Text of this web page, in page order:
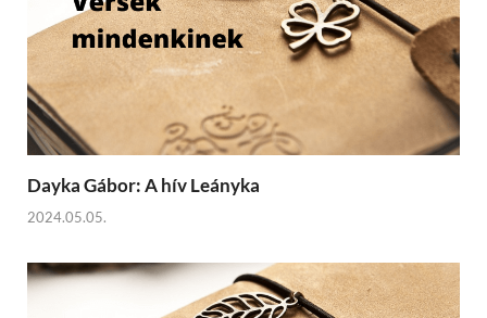
Dayka Gábor: A hív Leányka
2024.05.05.